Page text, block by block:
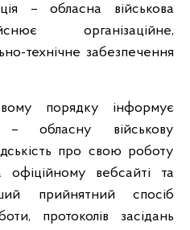
– обласна військова
організаційне,
технічне забезпечення
порядку інформує
– обласну військову
про свою роботу
вебсайті та
прийнятний спосіб
протоколів засідань